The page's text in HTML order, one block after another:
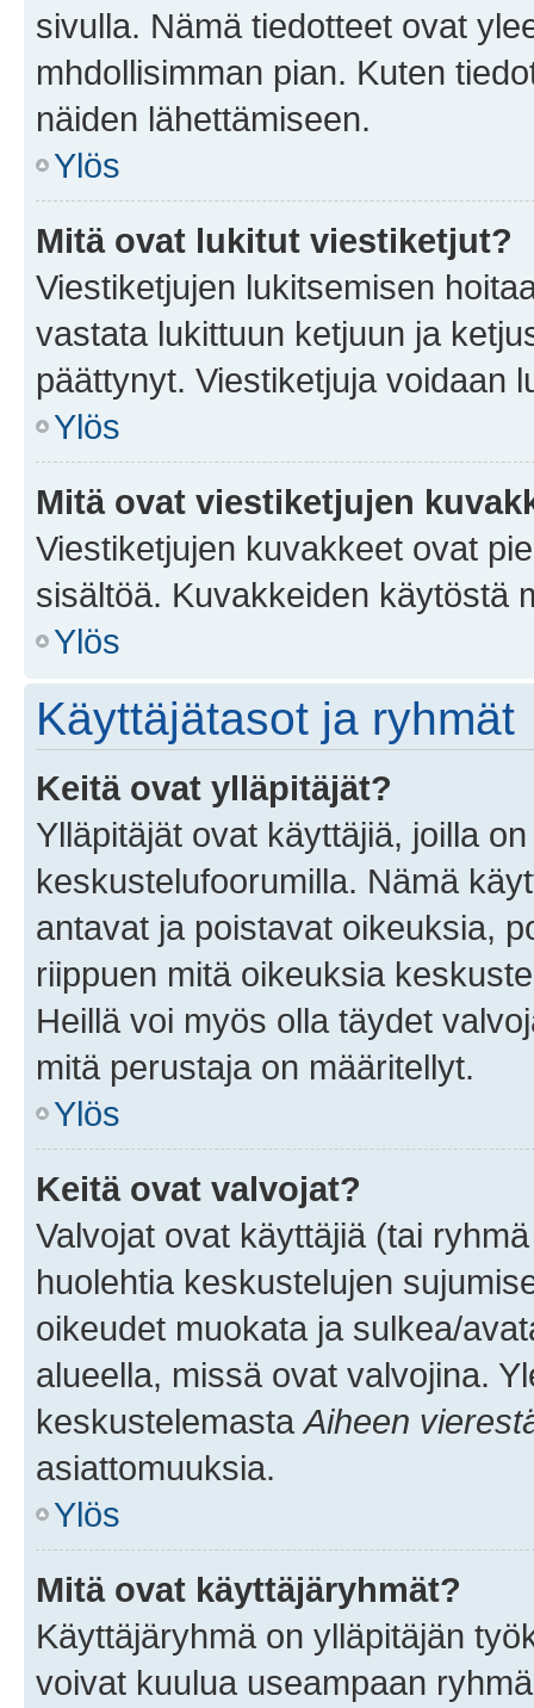
sivulla. Nämä tiedotteet ovat
mhdollisimman pian. Kuten
näiden lähettämiseen.
Ylös
Mitä ovat lukitut viestiketjut?
Viestiketjujen lukitsemisen
vastata lukittuun ketjuun ja
päättynyt. Viestiketjuja voidaan
Ylös
Mitä ovat viestiketjujen
Viestiketjujen kuvakkeet ovat
sisältöä. Kuvakkeiden käytöstä
Ylös
Käyttäjätasot ja ryhmät
Keitä ovat ylläpitäjät?
Ylläpitäjät ovat käyttäjiä, joilla
keskustelufoorumilla. Nämä
antavat ja poistavat oikeuksia,
riippuen mitä oikeuksia
Heillä voi myös olla täydet
mitä perustaja on määritellyt.
Ylös
Keitä ovat valvojat?
Valvojat ovat käyttäjiä (tai
huolehtia keskustelujen
oikeudet muokata ja sulkea/
alueella, missä ovat valvojina.
keskustelemasta Aiheen
asiattomuuksia.
Ylös
Mitä ovat käyttäjäryhmät?
Käyttäjäryhmä on ylläpitäjän
voivat kuulua useampaan